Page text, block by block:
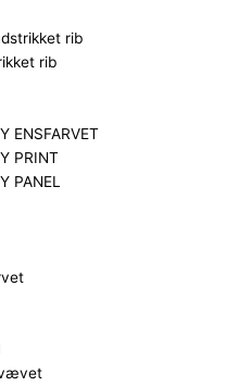
rib
rib
ENSFARVET
PRINT
PANEL